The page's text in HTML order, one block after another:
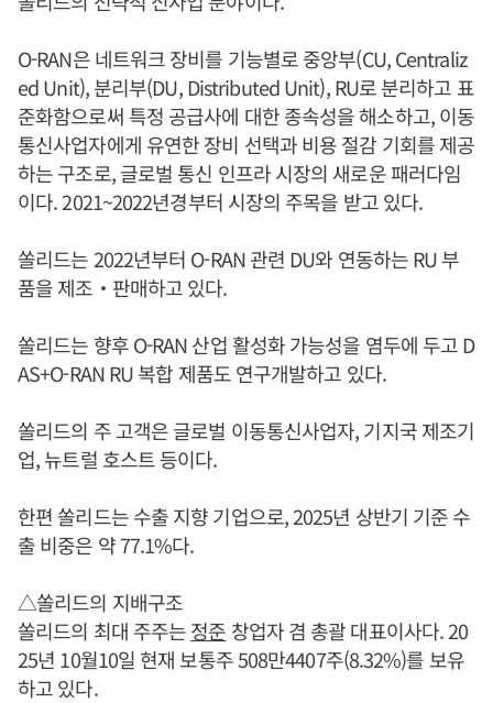
O-RAN은 네트워크 장비를 기능별로 중앙부(CU, Centraliz
ed Unit), 분리부(DU, Distributed Unit), RU로 분리하고 표
준화함으로써 특정 공급사에 대한 종속성을 해소하고, 이동
통신사업자에게 유연한 장비 선택과 비용 절감 기회를 제공
하는 구조로, 글로벌 통신 인프라 시장의 새로운 패러다임
이다. 2021~2022년경부터 시장의 주목을 받고 있다.
쏠리드는 2022년부터 O-RAN 관련 DU와 연동하는 RU 부
품을 제조‧판매하고 있다.
쏠리드는 향후 O-RAN 산업 활성화 가능성을 염두에 두고 D
AS+O-RAN RU 복합 제품도 연구개발하고 있다.
쏠리드의 주 고객은 글로벌 이동통신사업자, 기지국 제조기
업, 뉴트럴 호스트 등이다.
한편 쏠리드는 수출 지향 기업으로, 2025년 상반기 기준 수
출 비중은 약 77.1%다.
△쏠리드의 지배구조
쏠리드의 최대 주주는정준 창업자 겸 총괄 대표이사다. 20
25년 10월10일 현재 보통주 508만4407주(8.32%)를 보유
하고 있다.